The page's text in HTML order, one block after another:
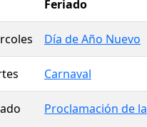
Feriado
Día de Año Nuevo
Carnaval
Proclamación de la